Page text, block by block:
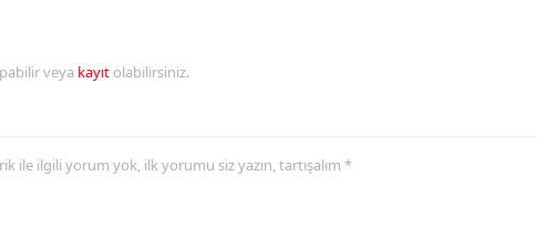
Rize
veya kayıt olabilirsiniz.
ile ilgili yorum yok, ilk yorumu siz yazın, tartışalım *